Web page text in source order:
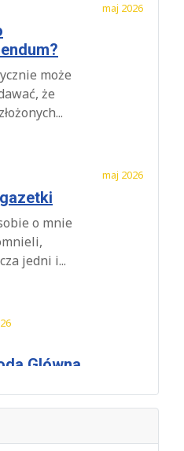
maj 2026
może
że
maj 2026
o mnie
jedni i...
Glówna